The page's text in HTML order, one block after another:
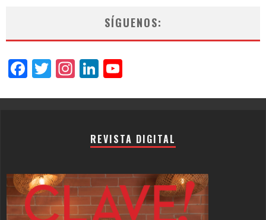
SÍGUENOS:
Facebook
Twitter
Instagram
LinkedIn
REVISTA DIGITAL